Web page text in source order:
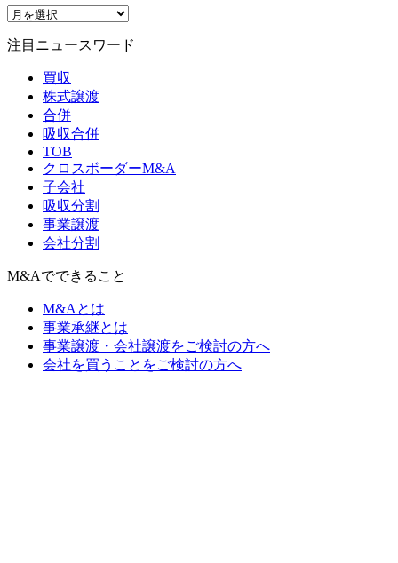
注目ニュースワード
買収
株式譲渡
合併
吸収合併
TOB
クロスボーダーM&A
子会社
吸収分割
事業譲渡
会社分割
M&Aでできること
M&Aとは
事業承継とは
事業譲渡・会社譲渡をご検討の方へ
会社を買うことをご検討の方へ